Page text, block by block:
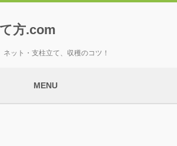
方.com
ット・支柱立て、収穫のコツ！
MENU